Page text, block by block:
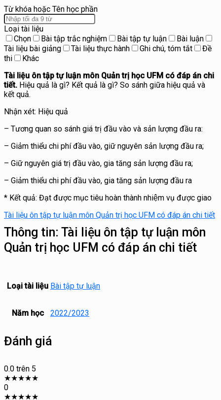
Từ khóa hoặc Tên học phần
Loại tài liệu
Chọn
Bài tập trắc nghiệm Bài tập tự luận
Bài luận
Tài liệu bài giảng
Tài liệu thực hành Ghi chú, tóm tắt
Đề
thi
Khác
Tài liệu ôn tập tự luận môn Quản trị học UFM có đáp án chi
tiết. Hiệu quả là gì? Kết quả là gì? So sánh giữa hiệu quả và
kết quả.
Nhận xét: Hiệu quả
– Tương quan so sánh giá trị đầu vào và sản lượng đầu ra:
– Giảm thiểu chi phí đầu vào, giữ nguyên sản lượng đầu ra;
– Giữ nguyên giá trị đầu vào, gia tăng sản lượng đầu ra;
– Giảm thiểu chi phí đầu vào, gia tăng sản lượng đầu ra
* Kết quả: Đạt được mục tiêu hoàn thành nhiệm vụ được giao
Tài liệu ôn tập tự luận môn Quản trị học UFM có đáp án chi tiết
Thông tin: Tài liệu ôn tập tự luận môn
Quản trị học UFM có đáp án chi tiết
Loại tài liệu Bài tập tự luận
Năm học 2022/2023
Đánh giá
0.0 trên 5
★★★★★
0
★★★★★